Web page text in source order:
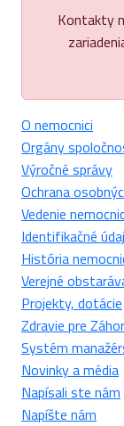
Kontakty
O nemocnici
Orgány
Výročné správy
Ochrana
Vedenie
Identifikačné
História
Verejné
Projekty, dotácie
Zdravie pre
Systém
Novinky a média
Napísali ste nám
Napíšte nám